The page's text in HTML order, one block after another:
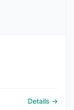
Details →